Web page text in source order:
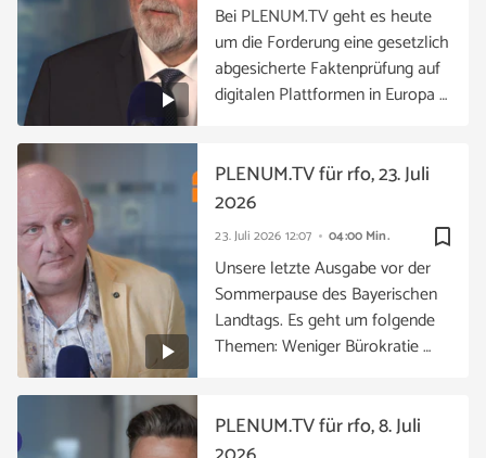
Bei PLENUM.TV geht es heute
um die Forderung eine gesetzlich
abgesicherte Faktenprüfung auf
digitalen Plattformen in Europa …
bookmark_border
23. Juli 2026 12:07 04:00 Min.
PLENUM.TV für rfo, 23. Juli
2026
Unsere letzte Ausgabe vor der
Sommerpause des Bayerischen
Landtags. Es geht um folgende
Themen: Weniger Bürokratie …
PLENUM.TV für rfo, 8. Juli